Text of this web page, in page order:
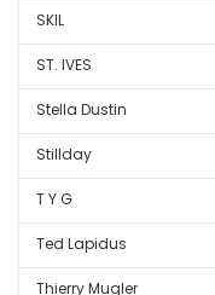
SKIL
ST. IVES
Stella Dustin
Stillday
T Y G
Ted Lapidus
Thierry Mugler